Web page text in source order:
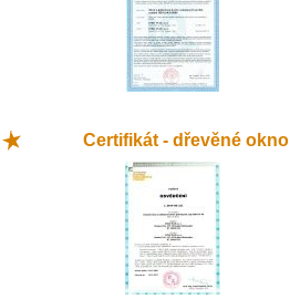
Certifikát - dřevěné okno